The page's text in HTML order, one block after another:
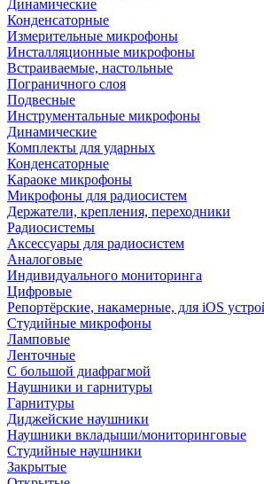
Динамические
Конденсаторные
Измерительные микрофоны
Инсталляционные микрофоны
Встраиваемые, настольные
Пограничного слоя
Подвесные
Инструментальные микрофоны
Динамические
Комплекты для ударных
Конденсаторные
Караоке микрофоны
Микрофоны для радиосистем
Держатели, крепления, переходники
Радиосистемы
Аксессуары для радиосистем
Аналоговые
Индивидуального мониторинга
Цифровые
Репортёрские, накамерные, для iOS
Студийные микрофоны
Ламповые
Ленточные
С большой диафрагмой
Наушники и гарнитуры
Гарнитуры
Диджейские наушники
Наушники вкладыши/мониторинговые
Студийные наушники
Закрытые